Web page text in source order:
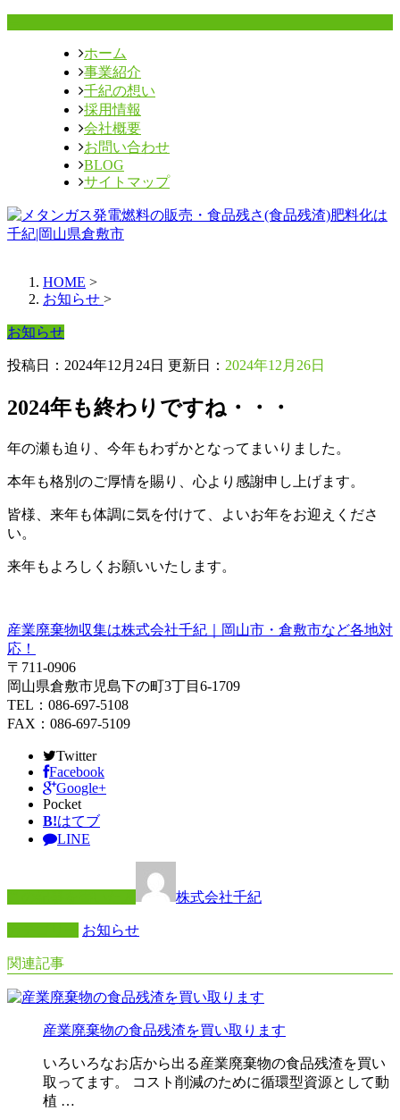
ホーム
事業紹介
千紀の想い
採用情報
会社概要
お問い合わせ
BLOG
サイトマップ
HOME >
お知らせ >
お知らせ
投稿日：2024年12月24日 更新日： 2024年12月26日
2024年も終わりですね・・・
年の瀬も迫り、今年もわずかとなってまいりました。
本年も格別のご厚情を賜り、心より感謝申し上げます。
皆様、来年も体調に気を付けて、よいお年をお迎えくださ
い。
来年もよろしくお願いいたします。
産業廃棄物収集は株式会社千紀｜岡山市・倉敷市など各地対
応！
〒711-0906
岡山県倉敷市児島下の町3丁目6-1709
TEL：086-697-5108
FAX：086-697-5109
Twitter
Facebook
Google+
Pocket
B!はてブ
LINE
株式会社千紀
お知らせ
関連記事
産業廃棄物の食品残渣を買い取ります
いろいろなお店から出る産業廃棄物の食品残渣を買い
取ってます。 コスト削減のために循環型資源として動
植 …